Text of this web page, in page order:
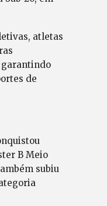
atletas
garantindo
de
B Meio
subiu